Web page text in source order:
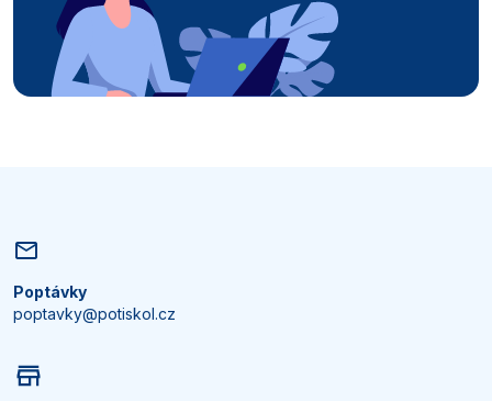
Poptávky
poptavky@potiskol.cz